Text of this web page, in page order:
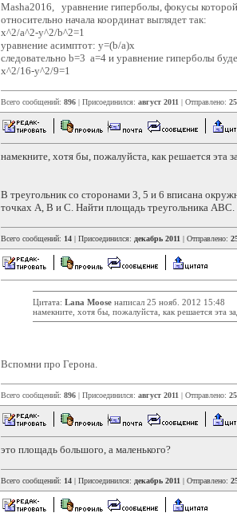
Masha2016, уравнение гиперболы, фокусы
относительно начала координат выглядет так:
x^2/a^2-y^2/b^2=1
уравнение асимптот: y=(b/a)x
следовательно b=3 a=4 и уравнение гиперболы
х^2/16-y^2/9=1
Всего сообщений: 896 | Присоединился: август 2011 | Отправлено:
намекните, хотя бы, пожалуйста, как решается эта
В треугольник со сторонами 3, 5 и 6 вписана
точках А, В и С. Найти площадь треугольника АВС.
Всего сообщений: 14 | Присоединился: декабрь 2011 | Отправлено:
Цитата: Lana Moose написал 25 нояб. 2012 15:48
намекните, хотя бы, пожалуйста, как решается эта
Вспомни про Герона.
Всего сообщений: 896 | Присоединился: август 2011 | Отправлено:
это площадь большого, а маленького?
Всего сообщений: 14 | Присоединился: декабрь 2011 | Отправлено: